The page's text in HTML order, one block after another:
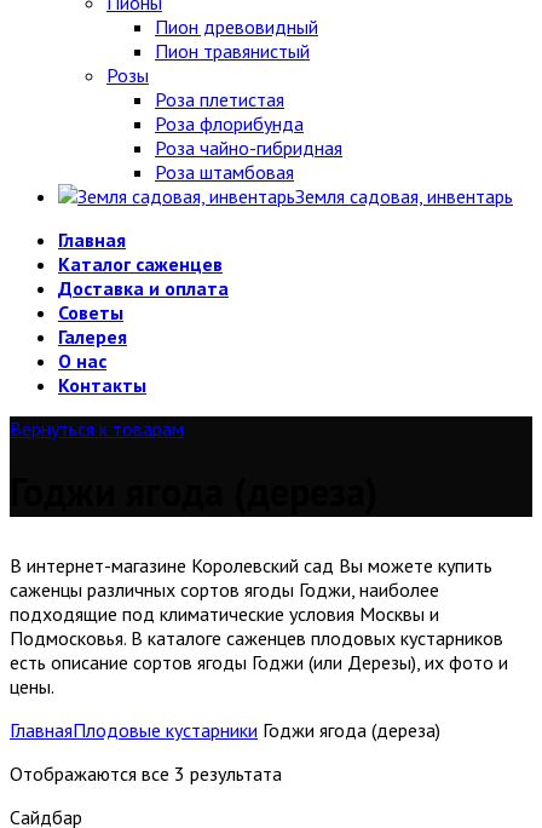
Пион древовидный
Пион травянистый
Розы
Роза плетистая
Роза флорибунда
Роза чайно-гибридная
Роза штамбовая
Земля садовая, инвентарь
Главная
Каталог саженцев
Доставка и оплата
Советы
Галерея
О нас
Контакты
Вернуться к товарам
В интернет-магазине Королевский сад Вы можете купить
саженцы различных сортов ягоды Годжи, наиболее
подходящие под климатические условия Москвы и
Подмосковья. В каталоге саженцев плодовых кустарников
есть описание сортов ягоды Годжи (или Дерезы), их фото и
цены.
ГлавнаяПлодовые кустарники Годжи ягода (дереза)
Отображаются все 3 результата
Сайдбар